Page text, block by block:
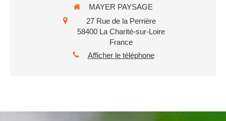
MAYER PAYSAGE
27 Rue de la Perrière
58400 La Charité-sur-Loire
France
Afficher le téléphone